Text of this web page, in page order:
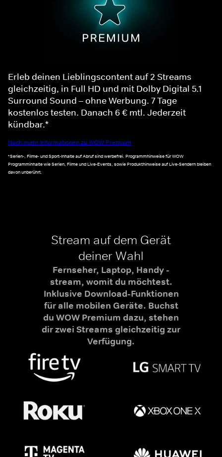
Erleb deinen Lieblingscontent auf 2 Streams
gleichzeitig, in Full HD und mit Dolby Digital 5.1
Surround Sound – ohne Werbung. 7 Tage
kostenlos testen. Danach 6 € mtl. Jederzeit
kündbar.*
Noch mehr Informationen zu WOW Premium
*Serien-, Filme- und Sport-Inhalte auf Abruf sind werbefrei. Programmhinweise für WOW
Programminhalte wie Serien, Filme und Live-Events, sowie Produkthinweise auf Live-Sendern bleiben
davon unberührt.
Stream auf dem Gerät
deiner Wahl
Fernseher, Laptop, Handy -
stream, womit du möchtest.
Inklusive Download-Funktionen
für alle mobilen Geräte. Buchst
du WOW Premium dazu, stehen
dir zwei Streams gleichzeitig zur
Verfügung.